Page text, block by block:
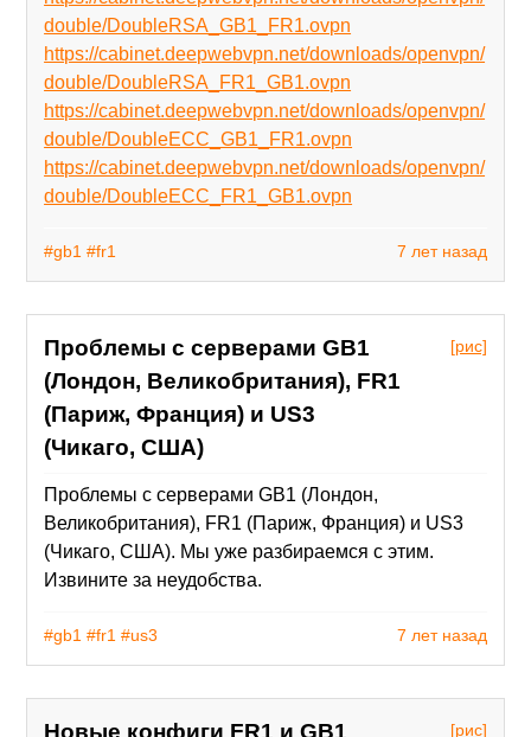
double/DoubleRSA_GB1_FR1.ovpn
https://cabinet.deepwebvpn.net/downloads/openvpn/
double/DoubleRSA_FR1_GB1.ovpn
https://cabinet.deepwebvpn.net/downloads/openvpn/
double/DoubleECC_GB1_FR1.ovpn
https://cabinet.deepwebvpn.net/downloads/openvpn/
double/DoubleECC_FR1_GB1.ovpn
7 лет назад
#gb1 #fr1
[рис]
Проблемы с серверами GB1
(Лондон, Великобритания), FR1
(Париж, Франция) и US3
(Чикаго, США)
Проблемы с серверами GB1 (Лондон,
Великобритания), FR1 (Париж, Франция) и US3
(Чикаго, США). Мы уже разбираемся с этим.
Извините за неудобства.
7 лет назад
#gb1 #fr1 #us3
[рис]
Новые конфиги FR1 и GB1